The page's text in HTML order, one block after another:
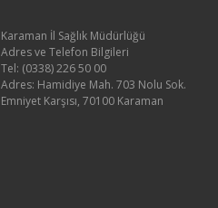
Karaman İl Sağlık Müdürlüğü
Adres ve Telefon Bilgileri
Tel: (0338) 226 50 00
Adres: Hamidiye Mah. 703 Nolu Sok.
Emniyet Karşısı, 70100 Karaman